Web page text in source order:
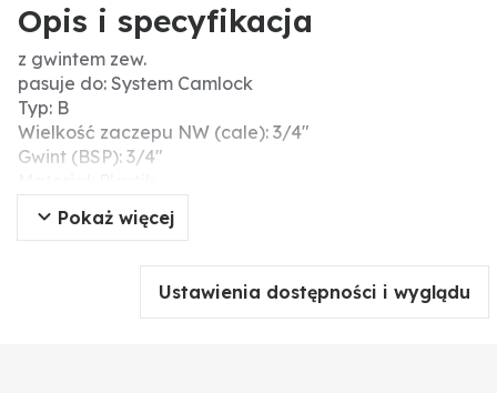
Opis i specyfikacja
z gwintem zew.
pasuje do: System Camlock
Typ: B
Wielkość zaczepu NW (cale): 3/4"
Gwint (BSP): 3/4"
Pokaż więcej
Ustawienia dostępności i wyglądu